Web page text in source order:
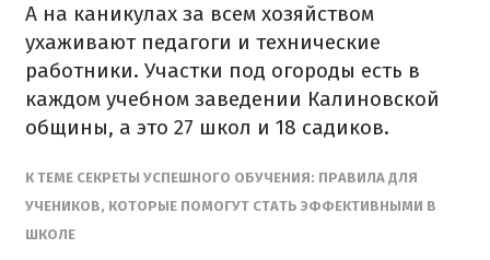
А на каникулах за всем хозяйством
ухаживают педагоги и технические
работники. Участки под огороды есть в
каждом учебном заведении Калиновской
общины, а это 27 школ и 18 садиков.
К ТЕМЕ СЕКРЕТЫ УСПЕШНОГО ОБУЧЕНИЯ: ПРАВИЛА ДЛЯ
УЧЕНИКОВ, КОТОРЫЕ ПОМОГУТ СТАТЬ ЭФФЕКТИВНЫМИ В
ШКОЛЕ